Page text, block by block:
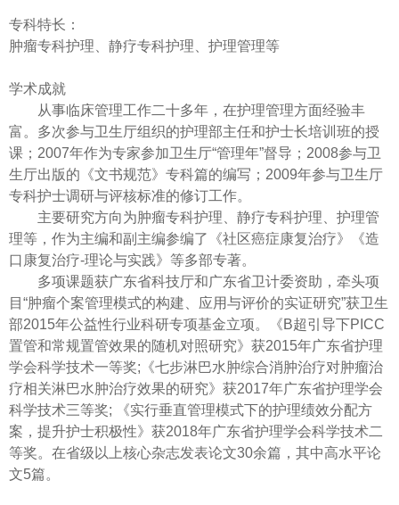
专科特长：
肿瘤专科护理、静疗专科护理、护理管理等
学术成就
从事临床管理工作二十多年，在护理管理方面经验丰
富。多次参与卫生厅组织的护理部主任和护士长培训班的授
课；2007年作为专家参加卫生厅“管理年”督导；2008参与卫
生厅出版的《文书规范》专科篇的编写；2009年参与卫生厅
专科护士调研与评核标准的修订工作。
主要研究方向为肿瘤专科护理、静疗专科护理、护理管
理等，作为主编和副主编参编了《社区癌症康复治疗》《造
口康复治疗-理论与实践》等多部专著。
多项课题获广东省科技厅和广东省卫计委资助，牵头项
目“肿瘤个案管理模式的构建、应用与评价的实证研究”获卫生
部2015年公益性行业科研专项基金立项。《B超引导下PICC
置管和常规置管效果的随机对照研究》获2015年广东省护理
学会科学技术一等奖;《七步淋巴水肿综合消肿治疗对肿瘤治
疗相关淋巴水肿治疗效果的研究》获2017年广东省护理学会
科学技术三等奖; 《实行垂直管理模式下的护理绩效分配方
案，提升护士积极性》获2018年广东省护理学会科学技术二
等奖。在省级以上核心杂志发表论文30余篇，其中高水平论
文5篇。